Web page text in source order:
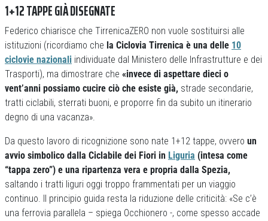
1+12 TAPPE GIÀ DISEGNATE
Federico chiarisce che TirrenicaZERO non vuole sostituirsi alle
istituzioni (ricordiamo che la Ciclovia Tirrenica è una delle 10
ciclovie nazionali individuate dal Ministero delle Infrastrutture e dei
Trasporti), ma dimostrare che «invece di aspettare dieci o
vent’anni possiamo cucire ciò che esiste già, strade secondarie,
tratti ciclabili, sterrati buoni, e proporre fin da subito un itinerario
degno di una vacanza».
Da questo lavoro di ricognizione sono nate 1+12 tappe, ovvero un
avvio simbolico dalla Ciclabile dei Fiori in Liguria (intesa come
“tappa zero”) e una ripartenza vera e propria dalla Spezia,
saltando i tratti liguri oggi troppo frammentati per un viaggio
continuo. Il principio guida resta la riduzione delle criticità: «Se c’è
una ferrovia parallela – spiega Occhionero -, come spesso accade